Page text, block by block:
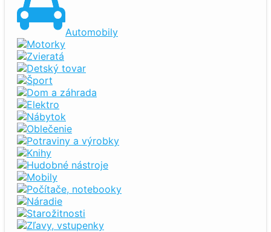
Automobily
Motorky
Zvieratá
Detský tovar
Šport
Dom a záhrada
Elektro
Nábytok
Oblečenie
Potraviny a výrobky
Knihy
Hudobné nástroje
Mobily
Počítače, notebooky
Náradie
Starožitnosti
Zľavy, vstupenky